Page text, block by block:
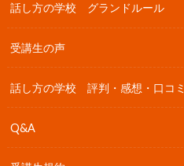
話し方の学校 グランドルール
受講生の声
話し方の学校 評判・感想・口コミ
Q&A